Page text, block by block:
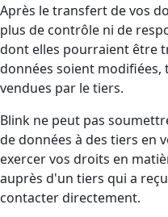
Après le transfert de vos
plus de contrôle ni de
dont elles pourraient être
données soient modifiées,
vendues par le tiers.
Blink ne peut pas
de données à des tiers en
exercer vos droits en
auprès d'un tiers qui a
contacter directement.